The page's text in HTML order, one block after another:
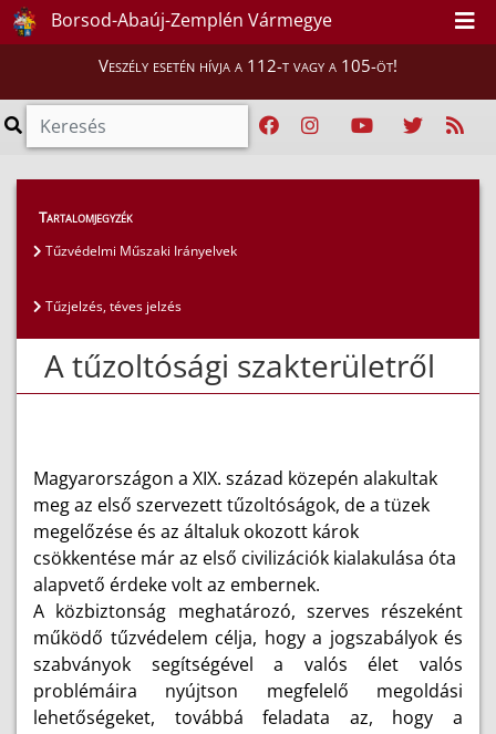
Borsod-Abaúj-Zemplén Vármegye
Veszély esetén hívja a 112-t vagy a 105-öt!
Szakmai tájékoztatók
Tartalomjegyzék
Tűzvédelmi Műszaki Irányelvek
Tűzjelzés, téves jelzés
A tűzoltósági szakterületről
Magyarországon a XIX. század közepén alakultak
meg az első szervezett tűzoltóságok, de a tüzek
megelőzése és az általuk okozott károk
csökkentése már az első civilizációk kialakulása óta
alapvető érdeke volt az embernek.
A közbiztonság meghatározó, szerves részeként
működő tűzvédelem célja, hogy a jogszabályok és
szabványok segítségével a valós élet valós
problémáira nyújtson megfelelő megoldási
lehetőségeket, továbbá feladata az, hogy a